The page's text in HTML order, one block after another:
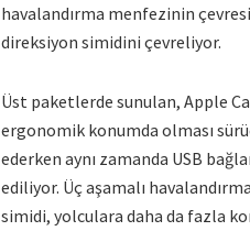
havalandırma menfezinin
direksiyon simidini çevreliyor.
Üst paketlerde sunulan, Apple
ergonomik konumda olması
ederken aynı zamanda USB
ediliyor. Üç aşamalı
simidi, yolculara daha da fazla